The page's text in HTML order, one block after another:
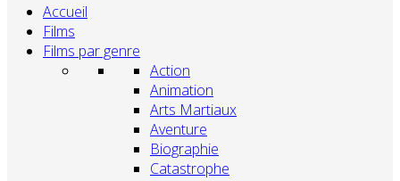
Accueil
Films
Films par genre
Action
Animation
Arts Martiaux
Aventure
Biographie
Catastrophe